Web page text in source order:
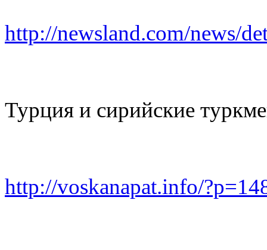
http://newsland.com/news/
Турция и сирийские
http://voskanapat.info/